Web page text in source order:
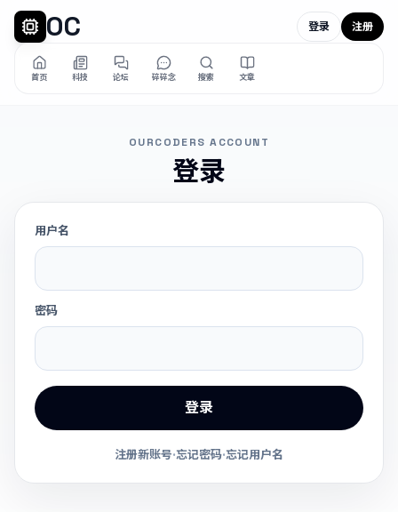
OC
首页 科技 论坛 碎碎念 搜索 文章
登录 注册
OURCODERS ACCOUNT
登录
用户名
密码
登录
注册新账号·忘记密码·忘记用户名